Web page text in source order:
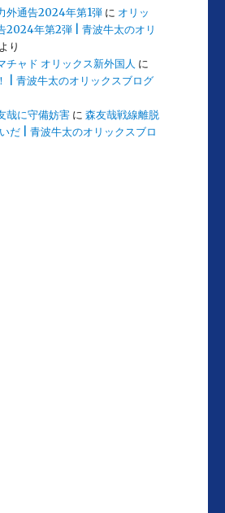
外通告2024年第1弾 に オリッ
2024年第2弾 | 青波牛太のオリ
より
チャド オリックス新外国人 に
| 青波牛太のオリックスブログ
哉に守備妨害 に森友哉戦線離脱
だ | 青波牛太のオリックスブロ